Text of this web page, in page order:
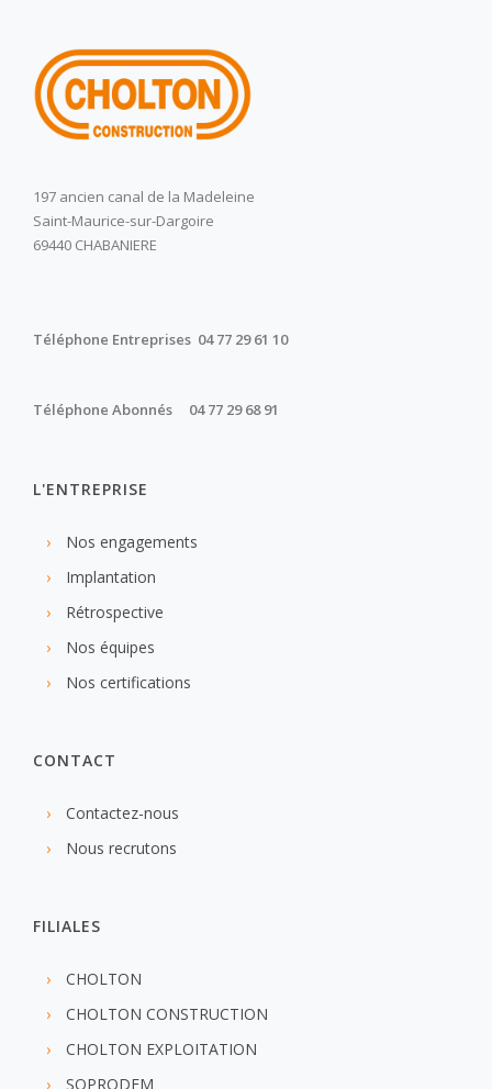
197 ancien canal de la Madeleine
Saint-Maurice-sur-Dargoire
69440 CHABANIERE
Téléphone Entreprises 04 77 29 61 10
Téléphone Abonnés 04 77 29 68 91
L'ENTREPRISE
Nos engagements
Implantation
Rétrospective
Nos équipes
Nos certifications
CONTACT
Contactez-nous
Nous recrutons
FILIALES
CHOLTON
CHOLTON CONSTRUCTION
CHOLTON EXPLOITATION
SOPRODEM